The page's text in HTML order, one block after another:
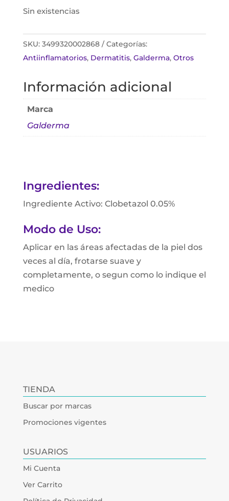
Sin existencias
SKU: 3499320002868
Categorías:
Antiinflamatorios, Dermatitis, Galderma, Otros
Información adicional
Marca
Galderma
Ingredientes:
Ingrediente Activo: Clobetazol 0.05%
Modo de Uso:
Aplicar en las áreas afectadas de la piel dos
veces al día, frotarse suave y
completamente, o segun como lo indique el
medico
TIENDA
Buscar por marcas
Promociones vigentes
USUARIOS
Mi Cuenta
Ver Carrito